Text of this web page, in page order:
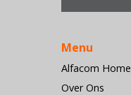
Menu
Alfacom Home
Over Ons